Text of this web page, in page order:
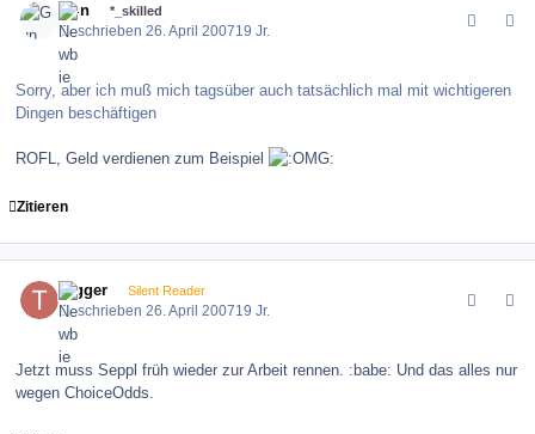
Gun *_skilled
Geschrieben26. April 200719 Jr.
Sorry, aber ich muß mich tagsüber auch tatsächlich mal mit wichtigeren
Dingen beschäftigen
ROFL, Geld verdienen zum Beispiel
Zitieren
trigger Silent Reader
Geschrieben26. April 200719 Jr.
Jetzt muss Seppl früh wieder zur Arbeit rennen. :babe: Und das alles nur
wegen ChoiceOdds.